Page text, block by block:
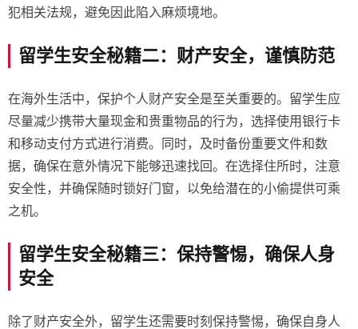
犯相关法规，避免因此陷入麻烦境地。
留学生安全秘籍二：财产安全，谨慎防范
在海外生活中，保护个人财产安全是至关重要的。留学生应
尽量减少携带大量现金和贵重物品的行为，选择使用银行卡
和移动支付方式进行消费。同时，及时备份重要文件和数
据，确保在意外情况下能够迅速找回。在选择住所时，注意
安全性，并确保随时锁好门窗，以免给潜在的小偷提供可乘
之机。
留学生安全秘籍三：保持警惕，确保人身
安全
除了财产安全外，留学生还需要时刻保持警惕，确保自身人